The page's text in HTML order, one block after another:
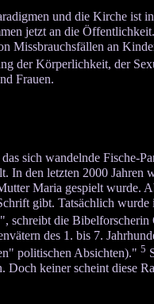
und die Kirche ist
jetzt an die
Missbrauchsfällen an
der Körperlichkeit, der
Frauen.
sich wandelnde Fische-
In den letzten 2000 Jahren
Maria gespielt wurde.
gibt. Tatsächlich wurde
schreibt die
des 1. bis 7.
politischen Absichten)." 5
Doch keiner scheint diese